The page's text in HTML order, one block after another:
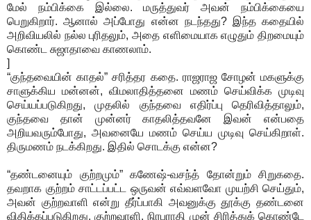
மேல் நம்பிக்கை இல்லை. மருத்துவர் அவன் நம்பிக்கையை
பெறுகிறார். ஆனால் அப்போது என்ன நடந்தது? இந்த கதையில்
அறிவியலில் நல்ல புரிதலும், அதை எளிமையாக எழுதும் திறமையும்
கொண்ட சுஜாதாவை காணலாம்.
]
“குந்தவையின் காதல்” சரித்தர கதை. ராஜராஜ சோழன் மகளுக்கு
சாளுக்கிய மன்னன், விமலாதித்தனை மணம் செய்விக்க முடிவு
செய்யப்படுகிறது, முதலில் குந்தவை எதிர்ப்பு தெரிவித்தாலும்,
குந்தவை தான் முன்னர் காதலித்தவனே இவன் என்பதை
அறியவரும்போது, அவனையே மணம் செய்ய முடிவு செய்கிறாள்.
திருமணம் நடக்கிறது. இதில் சொடக்கு என்ன?
“தண்டனையும் குற்றமும்” கணேஷ்-வசந்த் தோன்றும் சிறுகதை.
தவறாக குற்றம் சாட்டப்பட்ட ஒருவன் எவ்வளவோ முயற்சி செய்தும்,
அவன் குற்றவாளி என்று தீர்ப்பாகி அவனுக்கு தூக்கு தண்டனை
விதிக்கப்படுகிறது. குற்றவாளி, நிரபராதி முன் சிரித்துக் கொண்டே